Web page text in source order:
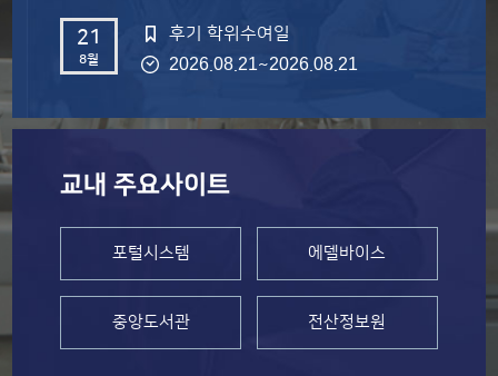
21
8월
후기 학위수여일
2026.08.21~2026.08.21
교내 주요사이트
포털시스템 에델바이스
중앙도서관 전산정보원